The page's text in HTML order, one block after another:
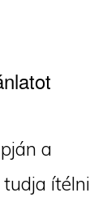
a
tudja ítélni